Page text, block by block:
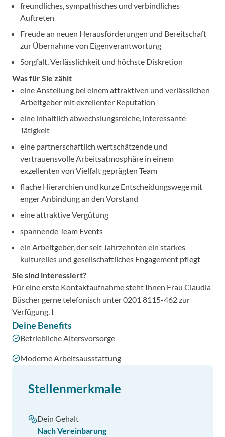
freundliches, sympathisches und verbindliches
Auftreten
Freude an neuen Herausforderungen und Bereitschaft
zur Übernahme von Eigenverantwortung
Sorgfalt, Verlässlichkeit und höchste Diskretion
Was für Sie zählt
eine Anstellung bei einem attraktiven und verlässlichen
Arbeitgeber mit exzellenter Reputation
eine inhaltlich abwechslungsreiche, interessante
Tätigkeit
eine partnerschaftlich wertschätzende und
vertrauensvolle Arbeitsatmosphäre in einem
exzellenten von Vielfalt geprägten Team
flache Hierarchien und kurze Entscheidungswege mit
enger Anbindung an den Vorstand
eine attraktive Vergütung
spannende Team Events
ein Arbeitgeber, der seit Jahrzehnten ein starkes
kulturelles und gesellschaftliches Engagement pflegt
Sie sind interessiert?
Für eine erste Kontaktaufnahme steht Ihnen Frau Claudia
Büscher gerne telefonisch unter 0201 8115-462 zur
Verfügung. I
Deine Benefits
Betriebliche Altersvorsorge
Moderne Arbeitsausstattung
Stellenmerkmale
Dein Gehalt
Nach Vereinbarung